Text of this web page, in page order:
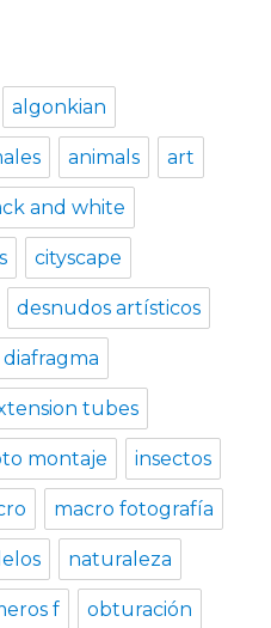
algonkian
animals art
and white
cityscape
desnudos artísticos
diafragma
tubes
montaje insectos
macro fotografía
naturaleza
f obturación